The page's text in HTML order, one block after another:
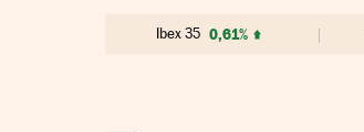
Ibex 35 0,61%